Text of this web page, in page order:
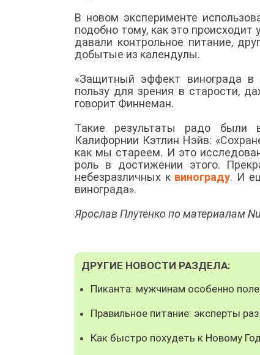
В новом эксперименте
подобно тому, как это
давали контрольное питание,
добытые из календулы.
«Защитный эффект винограда в
пользу для зрения в старости,
говорит Финнеман.
Такие результаты радо были
Калифорнии Кэтлин Нэйв:
как мы стареем. И это
роль в достижении этого.
небезразличных к винограду. И
винограда».
Ярослав Плутенко по материалам
ДРУГИЕ НОВОСТИ РАЗДЕЛА:
Пиканта: мужчинам особенно
Правильное питание: эксперты
Как быстро похудеть к Новому